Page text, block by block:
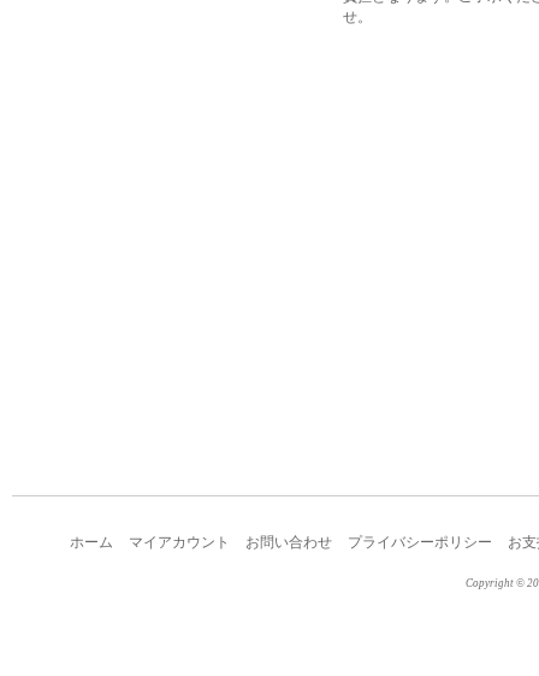
せ。
ホーム マイアカウント お問い合わせ プライバシーポリシー お
Copyright ©